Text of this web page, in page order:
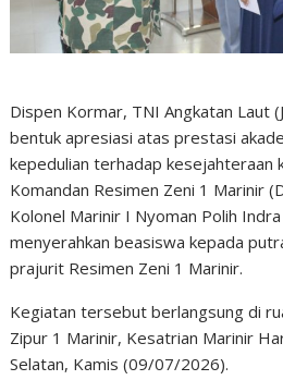
Dispen Kormar, TNI Angkatan Laut
bentuk apresiasi atas prestasi
kepedulian terhadap kesejahteraan
Komandan Resimen Zeni 1 Marinir
Kolonel Marinir I Nyoman Polih
menyerahkan beasiswa kepada
prajurit Resimen Zeni 1 Marinir.
Kegiatan tersebut berlangsung di
Zipur 1 Marinir, Kesatrian Marinir
Selatan, Kamis (09/07/2026).